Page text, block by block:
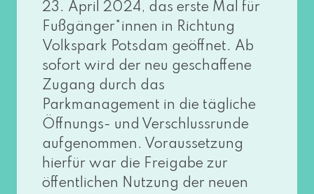
23. April 2024, das ers­te Mal für
Fußgänger*innen in Richtung
Volkspark Potsdam geöff­net. Ab
sofort wird der neu geschaf­fe­ne
Zugang durch das
Parkmanagement in die täg­li­che
Öffnungs- und Verschlussrunde
auf­ge­nom­men. Voraussetzung
hier­für war die Freigabe zur
öffent­li­chen Nutzung der neu­en